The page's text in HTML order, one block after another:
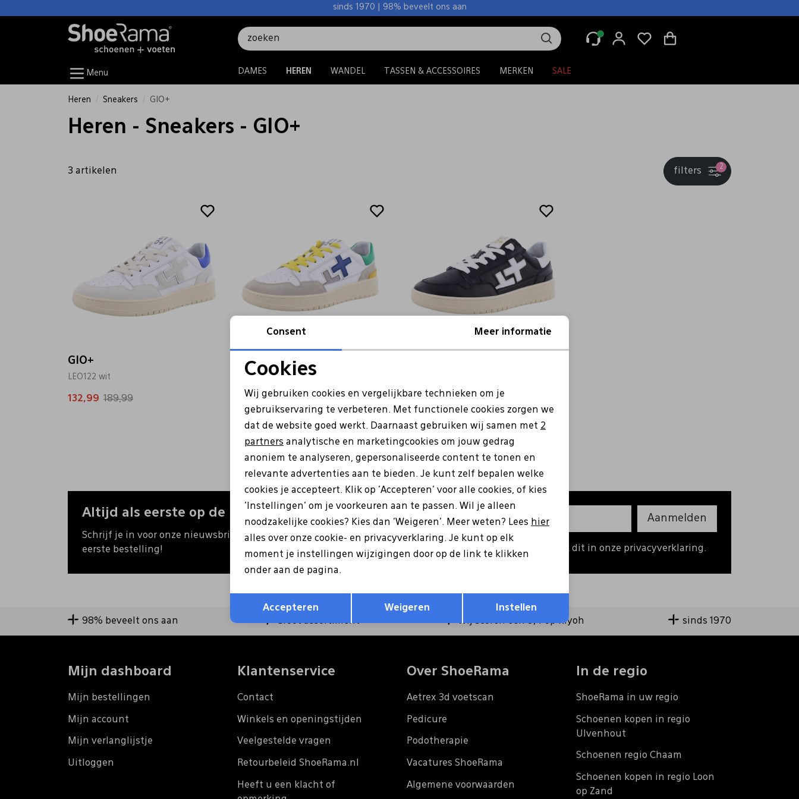
sinds 1970 | 98% beveelt ons aan
Menu DAMES HEREN WANDEL TASSEN & ACCESSOIRES MERKEN SALE
Heren Sneakers GIO+
Heren - Sneakers - GIO+
3 artikelen 2
filters
GIO+
LEO122 wit
132,99 189,99
GIO+
LEO04 beige
132,99 189,99 132,99 189,99
Altijd als eerste op de hoogte zijn?
Schrijf je in voor onze nieuwsbrief en ontvang €5 korting op je
eerste bestelling!
Aanmelden
Hoe we met je data omgaan? Bekijk dit in onze privacyverklaring.
98% beveelt ons aan Groot assortiment Wij scoren een 9,4 op Kiyoh sinds 1970
Mijn dashboard
Mijn bestellingen
Mijn account
Mijn verlanglijstje
Uitloggen
Klantenservice
Contact
Winkels en openingstijden
Veelgestelde vragen
Retourbeleid ShoeRama.nl
Heeft u een klacht of
Over ShoeRama
Aetrex 3d voetscan
Pedicure
Podotherapie
Vacatures ShoeRama
Algemene voorwaarden
In de regio
ShoeRama in uw regio
Schoenen kopen in regio
Ulvenhout
Schoenen regio Chaam
Schoenen kopen in regio Loon
op Zand
Noodzakelijke cookies
Analytische cookies Marketing cookies
Terug Opslaan
Consent Meer informatie
Cookies
Wij gebruiken cookies en vergelijkbare technieken om je
gebruikservaring te verbeteren. Met functionele cookies zorgen we
dat de website goed werkt. Daarnaast gebruiken wij samen met 2
partners analytische en marketingcookies om jouw gedrag
anoniem te analyseren, gepersonaliseerde content te tonen en
relevante advertenties aan te bieden. Je kunt zelf bepalen welke
cookies je accepteert. Klik op 'Accepteren' voor alle cookies, of kies
'Instellingen' om je voorkeuren aan te passen. Wil je alleen
noodzakelijke cookies? Kies dan 'Weigeren'. Meer weten? Lees hier
alles over onze cookie- en privacyverklaring. Je kunt op elk
moment je instellingen wijzigingen door op de link te klikken
onder aan de pagina.
Accepteren Weigeren Instellen